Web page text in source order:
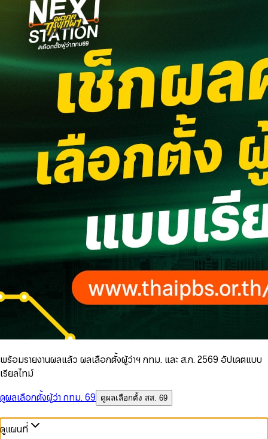
พร้อมรายงานผลแล้ว ผลเลือกตั้งผู้ว่าฯ กทม. และ ส.ก. 2569 อัปเดตแบบ
เรียลไทม์
ดูผลเลือกตั้งผู้ว่า กทม. 69
ดูผลเลือกตั้ง สส. 69
ดูแผนที่